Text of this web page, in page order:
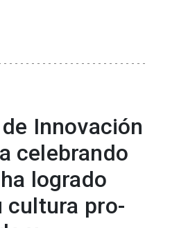
Innovación
celebrando
logrado
cultura pro-